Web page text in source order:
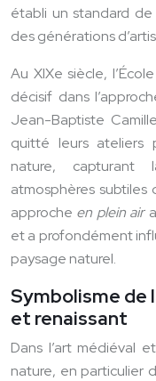
établi un standard
des générations
Au XIXe siècle,
décisif dans
Jean-Baptiste
quitté leurs ateliers
nature,
atmosphères
approche en plein air
et a profondément
paysage naturel.
Symbolisme de
et renaissant
Dans l’art médiéval
nature, en particulier